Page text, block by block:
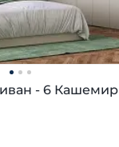
- 6 Кашемир